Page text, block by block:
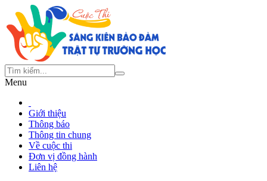
Menu
Giới thiệu
Thông báo
Thông tin chung
Về cuộc thi
Đơn vị đồng hành
Liên hệ